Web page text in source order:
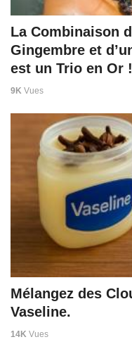
La Combinaison
Gingembre et
est un Trio en Or !
9K Vues
Mélangez des
Vaseline.
14K Vues